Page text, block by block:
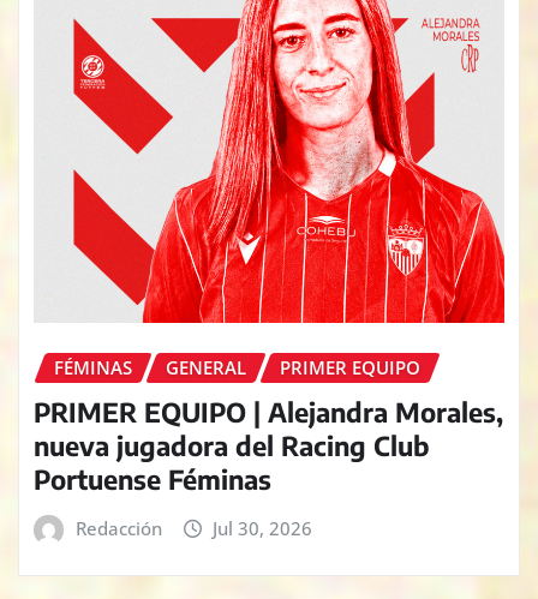
FÉMINAS GENERAL PRIMER EQUIPO
PRIMER EQUIPO | Alejandra Morales,
nueva jugadora del Racing Club
Portuense Féminas
Redacción Jul 30, 2026